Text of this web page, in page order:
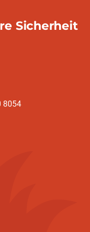
Sicherheit
8054